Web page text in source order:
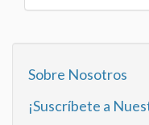
Sobre Nosotros
¡Suscríbete a